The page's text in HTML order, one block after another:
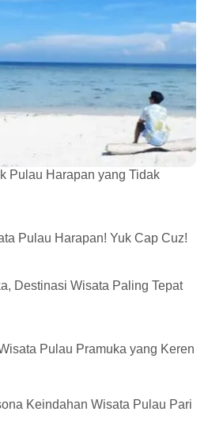
Pulau Harapan yang Tidak
Pulau Harapan! Yuk Cap Cuz!
Destinasi Wisata Paling Tepat
Pulau Pramuka yang Keren
Keindahan Wisata Pulau Pari